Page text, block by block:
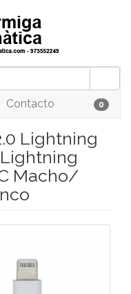
Contacto 0
Lightning
Macho/